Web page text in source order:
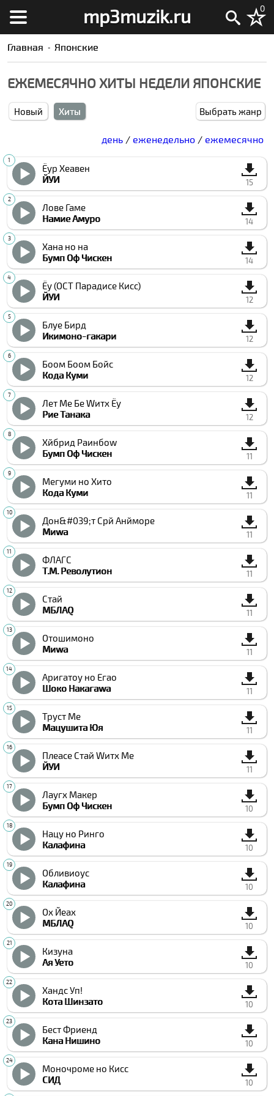
mp3muzik.ru 0
Главная Японские
ЕЖЕМЕСЯЧНО ХИТЫ НЕДЕЛИ ЯПОНСКИЕ
Новый Хиты Выбрать жанр
день / еженедельно / ежемесячно
Ёур Хеавен
ЙУИ
15
Лове Гаме
Намие Амуро
14
Хана но на
Бумп Оф Чиcкен
14
Ёу (ОСТ Парадисе Кисс)
ЙУИ
12
Блуе Бирд
Икимоно-гакари
12
Боом Боом Бойс
Кода Куми
12
Лет Ме Бе Wитх Ёу
Рие Танака
12
Хйбрид Раинбоw
Бумп Оф Чиcкен
11
Мегуми но Хито
Кода Куми
11
Дон&#039;т Cрй Анйморе
Миwа
11
ФЛАГС
Т.М. Револутион
11
Стай
МБЛАQ
11
Отошимоно
Миwа
11
Аригатоу но Егао
Шоко Накагаwа
11
Труст Ме
Мацушита Юя
11
Плеасе Стай Wитх Ме
ЙУИ
11
Лаугх Макер
Бумп Оф Чиcкен
10
Нацу но Ринго
Калафина
10
Обливиоус
Калафина
10
Ох Йеах
МБЛАQ
10
Кизуна
Ая Уето
10
Хандс Уп!
Кота Шинзато
10
Бест Фриенд
Кана Нишино
10
Моночроме но Кисс
СИД
10